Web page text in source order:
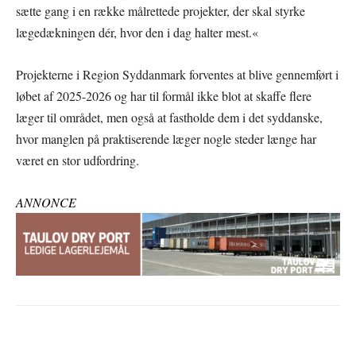
sætte gang i en række målrettede projekter, der skal styrke
lægedækningen dér, hvor den i dag halter mest.«
Projekterne i Region Syddanmark forventes at blive gennemført i
løbet af 2025-2026 og har til formål ikke blot at skaffe flere
læger til området, men også at fastholde dem i det syddanske,
hvor manglen på praktiserende læger nogle steder længe har
været en stor udfordring.
ANNONCE